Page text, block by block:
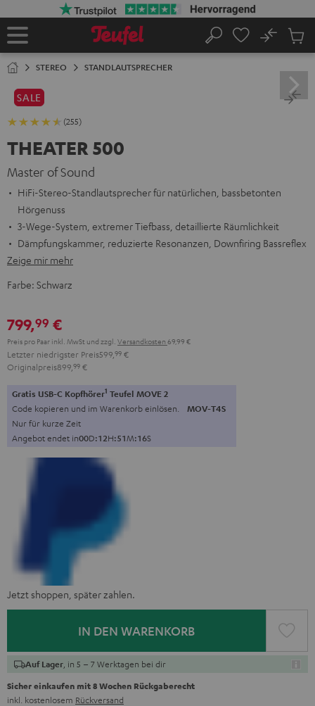
Startseite
Suche
No
STEREO STANDLAUTSPRECHER
SALE
(255)
THEATER 500
Master of Sound
HiFi-Stereo-Standlautsprecher für natürlichen, bassbetonten
Hörgenuss
3-Wege-System, extremer Tiefbass, detaillierte Räumlichkeit
Dämpfungskammer, reduzierte Resonanzen, Downfiring Bassreflex
Zeige mir mehr
Farbe: Schwarz
799,99 €
Preis pro Paar inkl. MwSt und zzgl. Versandkosten 69,99 €
Letzter niedrigster Preis599, 99 €
Originalpreis899, 99 €
Gratis USB-C Kopfhörer1 Teufel MOVE 2
Code kopieren und im Warenkorb einlösen. MOV-T4S
Nur für kurze Zeit
Angebot endet in00D:12H:51M:14S
Jetzt shoppen, später zahlen.
IN DEN WARENKORB
Auf Lager , in 5 – 7 Werktagen bei dir
Sicher einkaufen mit 8 Wochen Rückgaberecht
inkl. kostenlosem Rückversand